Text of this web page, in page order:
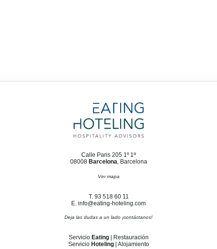
Calle Paris 205 1º 1ª
08008 Barcelona, Barcelona
Ver mapa
T. 93 518 60 11
E. info@eating-hoteling.com
Deja las dudas a un lado ¡contáctanos!
Servicio Eating| Restauración
Servicio Hoteling| Alojamiento